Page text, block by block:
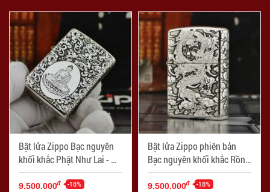
Bật lửa Zippo Bạc nguyên
khối khắc Phật Như Lai - Mã
SP: ZPC0896
9.500.000đ -18%
Bật lửa Zippo phiên bản
Bạc nguyên khối khắc Rồng
nhả ngọc - Mã SP: ZPC0897
9.500.000đ -18%